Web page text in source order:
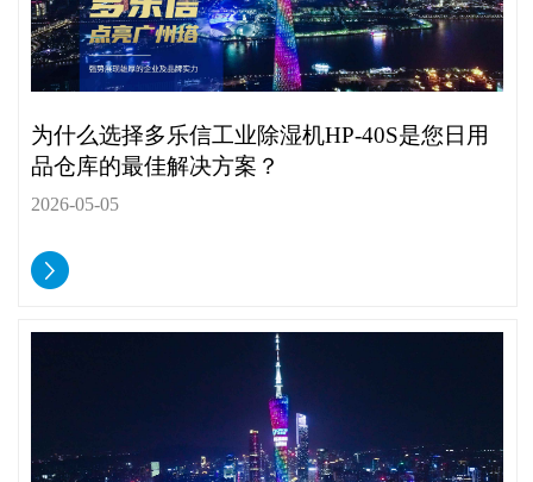
为什么选择多乐信工业除湿机HP-40S是您日用
品仓库的最佳解决方案？
2026-05-05